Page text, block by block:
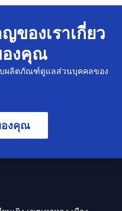
ของเราเกี่ยว
องคุณ
บผลิตภัณฑ์ดูแลส่วนบุคคลของ
องคุณ